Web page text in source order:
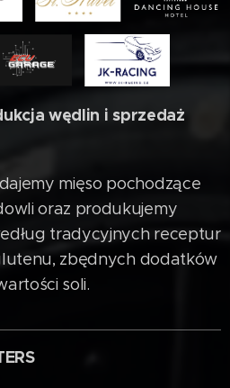
wędlin i sprzedaż
mięso pochodzące
oraz produkujemy
tradycyjnych receptur
zbędnych dodatków
soli.